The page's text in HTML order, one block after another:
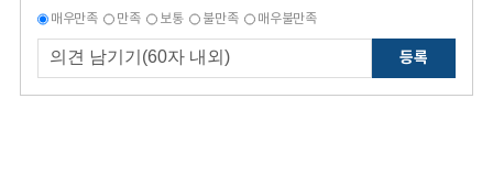
매우만족 만족 보통 불만족 매우불만족
등록